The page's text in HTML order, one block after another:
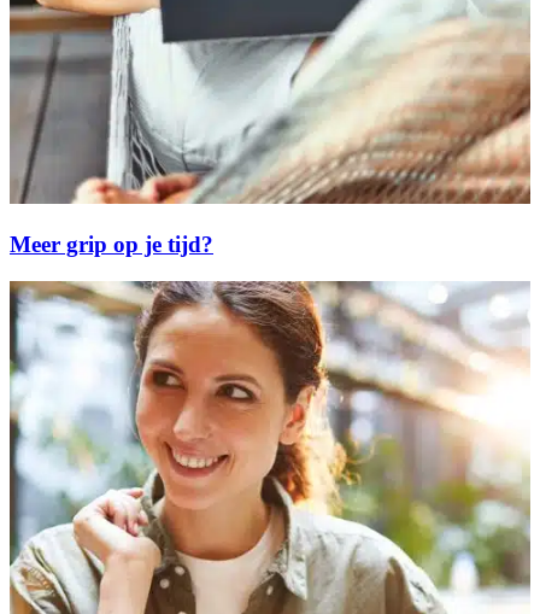
Meer grip op je tijd?